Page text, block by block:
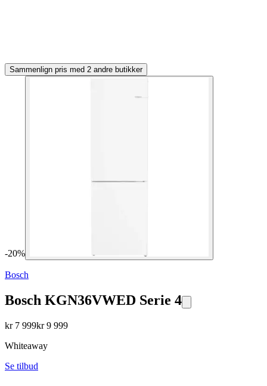
Sammenlign pris med 2 andre butikker
-20%
Bosch
Bosch KGN36VWED Serie 4
kr 7 999kr9 999
Whiteaway
Se tilbud